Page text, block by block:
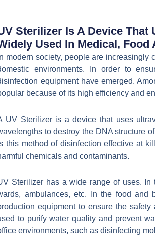
Sterilizer Is A Device
Used In Medical, Food
In modern society, people are
environments. In order to
equipment have emerged.
because of its high efficiency and
UV Sterilizer is a device that uses
to destroy the DNA structure
this method of disinfection effective at
chemicals and contaminants.
Sterilizer has a wide range of uses.
ambulances, etc. In the food and
equipment to ensure the
to purify water quality and prevent
environments, such as disinfecting